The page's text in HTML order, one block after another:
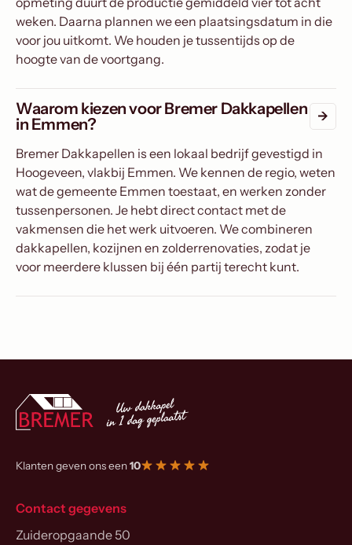
weken. Daarna plannen we een plaatsingsdatum in die
voor jou uitkomt. We houden je tussentijds op de
hoogte van de voortgang.
Waarom kiezen voor Bremer Dakkapellen
in Emmen?
Bremer Dakkapellen is een lokaal bedrijf gevestigd in
Hoogeveen, vlakbij Emmen. We kennen de regio, weten
wat de gemeente Emmen toestaat, en werken zonder
tussenpersonen. Je hebt direct contact met de
vakmensen die het werk uitvoeren. We combineren
dakkapellen, kozijnen en zolderrenovaties, zodat je
voor meerdere klussen bij één partij terecht kunt.
Klanten geven ons een10
Contact gegevens
Zuideropgaande 50